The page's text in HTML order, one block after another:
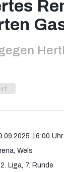
16:00 Uhr
Wels
Liga, 7. Runde